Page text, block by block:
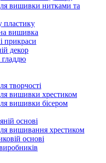
вишивки нитками та
пластику
вишивка
прикраси
декор
творчості
вишивки хрестиком
вишивки бісером
основі
вишивання хрестиком
основі